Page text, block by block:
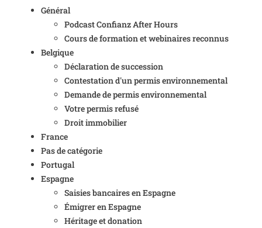
Général
Podcast Confianz After Hours
Cours de formation et webinaires reconnus
Belgique
Déclaration de succession
Contestation d'un permis environnemental
Demande de permis environnemental
Votre permis refusé
Droit immobilier
France
Pas de catégorie
Portugal
Espagne
Saisies bancaires en Espagne
Émigrer en Espagne
Héritage et donation